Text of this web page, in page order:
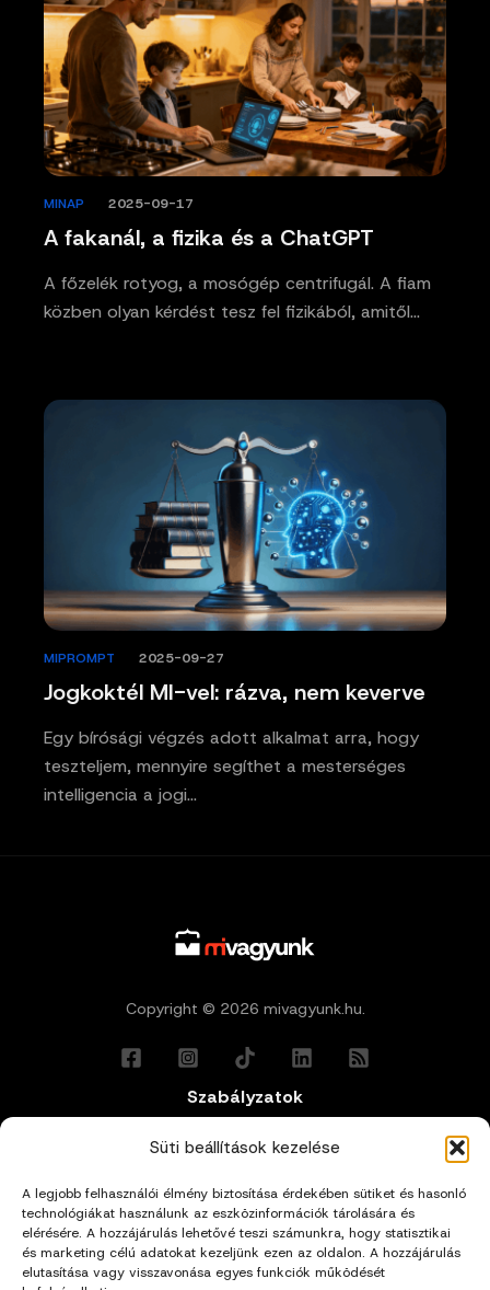
Süti beállítások kezelése
A legjobb felhasználói élmény biztosítása érdekében sütiket és hasonló
technológiákat használunk az eszközinformációk tárolására és
elérésére. A hozzájárulás lehetővé teszi számunkra, hogy statisztikai
és marketing célú adatokat kezeljünk ezen az oldalon. A hozzájárulás
elutasítása vagy visszavonása egyes funkciók működését
A fakanál, a fizika és a ChatGPT
MINAP 2025-09-17
A főzelék rotyog, a mosógép centrifugál. A fiam
közben olyan kérdést tesz fel fizikából, amitől…
Jogkoktél MI-vel: rázva, nem keverve
MIPROMPT 2025-09-27
Egy bírósági végzés adott alkalmat arra, hogy
teszteljem, mennyire segíthet a mesterséges
intelligencia a jogi…
Copyright © 2026 mivagyunk.hu.
Szabályzatok
Általános Felhasználási Feltételek
Adatkezelési Tájékoztató
Impresszum